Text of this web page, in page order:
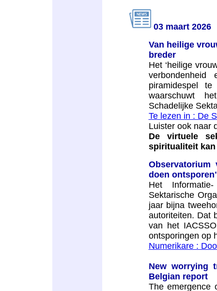
03 maart 2026
Van heilige
breder
Het ‘heilige
piramidespel
waarschuwt
Schadelijke
Te lezen in : De
Luister ook naar
De virtuele
spiritualiteit
doen
Het
Sektarische
jaar bijna
autoriteiten. Dat
van het
ontsporingen op
Numerikare :
New worrying
Belgian report
The emergence